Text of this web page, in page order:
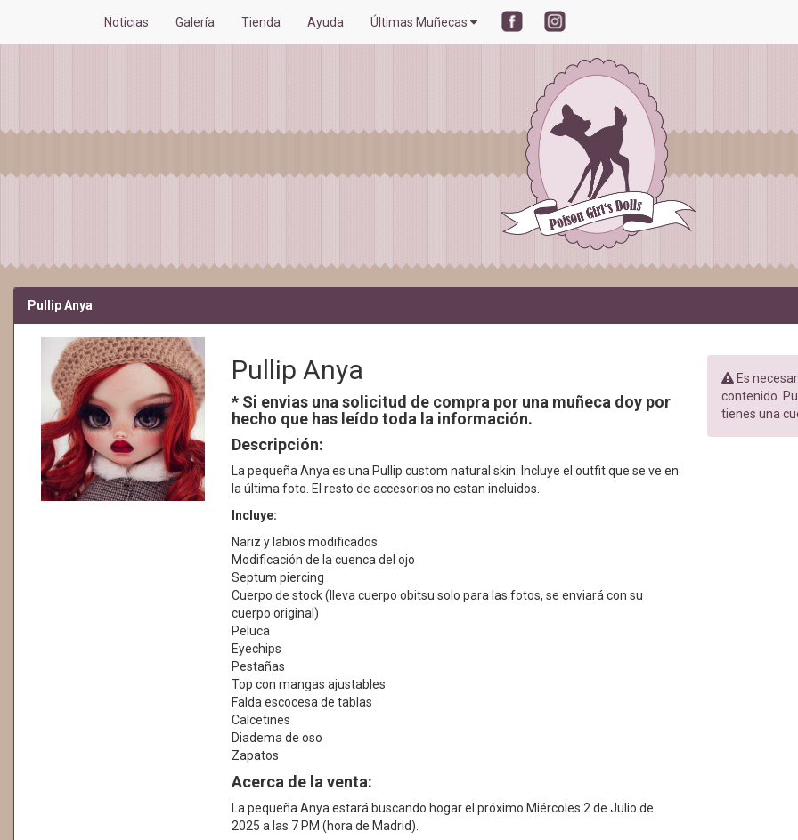
Noticias Galería Tienda Ayuda Últimas Muñecas
Pullip Anya
Pullip Anya
* Si envias una solicitud de compra por una muñeca doy por
hecho que has leído toda la información.
Descripción:
La pequeña Anya es una Pullip custom natural skin. Incluye el outfit que se ve en
la última foto. El resto de accesorios no estan incluidos.
Incluye:
Nariz y labios modificados
Modificación de la cuenca del ojo
Septum piercing
Cuerpo de stock (lleva cuerpo obitsu solo para las fotos, se enviará con su
cuerpo original)
Peluca
Eyechips
Pestañas
Top con mangas ajustables
Falda escocesa de tablas
Calcetines
Diadema de oso
Zapatos
Acerca de la venta:
La pequeña Anya estará buscando hogar el próximo Miércoles 2 de Julio de
2025 a las 7 PM (hora de Madrid).
Es
contenido.
tienes una